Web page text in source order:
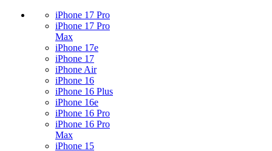
iPhone 17 Pro
iPhone 17 Pro
Max
iPhone 17e
iPhone 17
iPhone Air
iPhone 16
iPhone 16 Plus
iPhone 16e
iPhone 16 Pro
iPhone 16 Pro
Max
iPhone 15